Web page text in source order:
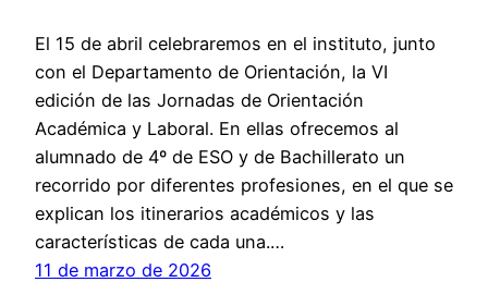
El 15 de abril celebraremos en el instituto, junto
con el Departamento de Orientación, la VI
edición de las Jornadas de Orientación
Académica y Laboral. En ellas ofrecemos al
alumnado de 4º de ESO y de Bachillerato un
recorrido por diferentes profesiones, en el que se
explican los itinerarios académicos y las
características de cada una.…
11 de marzo de 2026